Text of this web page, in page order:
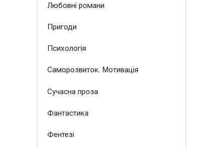
Любовні романи
Пригоди
Психологія
Саморозвиток. Мотивація
Сучасна проза
Фантастика
Фентезі